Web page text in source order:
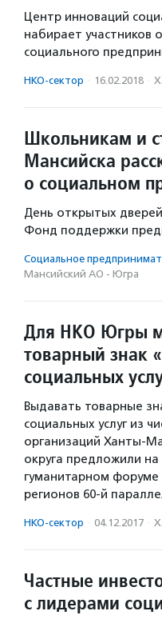
Центр инноваций
набирает участников
социального
НКО-сектор · 16.02.2018 ·
Школьникам и
Мансийска
о социальном
День открытых
Фонд поддержки
Социальное
Мансийский АО - Югра
Для НКО Югры
товарный знак
социальных
Выдавать товарные
социальных услуг из
организаций Ханты-
округа предложили
гуманитарном форуме
регионов 60-й
НКО-сектор · 04.12.2017 ·
Частные
с лидерами